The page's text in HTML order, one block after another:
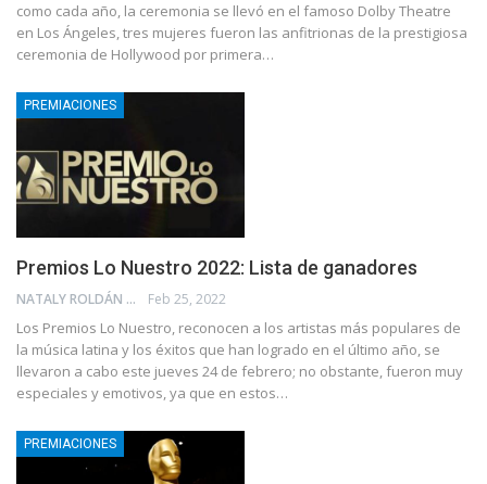
como cada año, la ceremonia se llevó en el famoso Dolby Theatre
en Los Ángeles, tres mujeres fueron las anfitrionas de la prestigiosa
ceremonia de Hollywood por primera…
PREMIACIONES
Premios Lo Nuestro 2022: Lista de ganadores
NATALY ROLDÁN Feb 25, 2022
Los Premios Lo Nuestro, reconocen a los artistas más populares de
la música latina y los éxitos que han logrado en el último año, se
llevaron a cabo este jueves 24 de febrero; no obstante, fueron muy
especiales y emotivos, ya que en estos…
PREMIACIONES